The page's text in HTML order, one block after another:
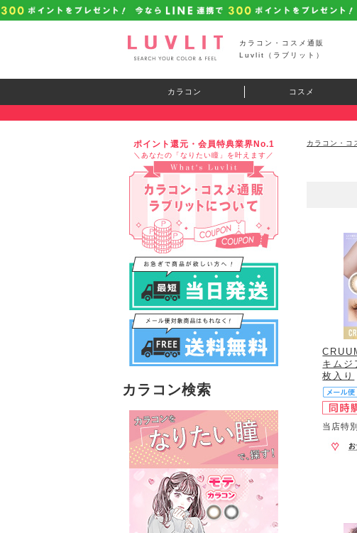
カラコン・コスメ通販
Luvlit（ラブリット）
カラコン コスメ
ポイント還元・会員特典業界No.1
＼あなたの「なりたい瞳」を叶えます／
カラコン検索
カラコン・コ
キム
枚入り
当店特